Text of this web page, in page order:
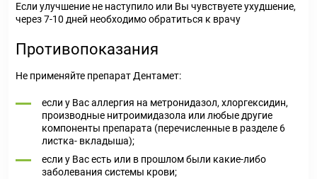
Если улучшение не наступило или Вы чувствуете ухудшение,
через 7-10 дней необходимо обратиться к врачу
Противопоказания
Не применяйте препарат Дентамет:
если у Вас аллергия на метронидазол, хлоргексидин,
производные нитроимидазола или любые другие
компоненты препарата (перечисленные в разделе 6
листка- вкладыша);
если у Вас есть или в прошлом были какие-либо
заболевания системы крови;